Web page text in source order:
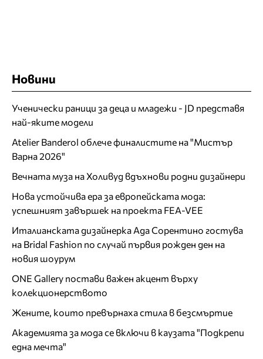
Новини
Ученически раници за деца и младежи - JD представя
най-яките модели
Atelier Banderol облече финалистите на "Мистър
Варна 2026"
Вечната муза на Холивуд вдъхнови родни дизайнери
Нова устойчива ера за европейската мода:
успешният завършек на проекта FEA-VEE
Италианската дизайнерка Ада Сорентино гостува
на Bridal Fashion по случай първия рожден ден на
новия шоурум
ONE Gallery постави важен акцент върху
колекционерството
Жените, които превърнаха стила в безсмъртие
Академията за мода се включи в каузата "Подкрепи
една мечта"